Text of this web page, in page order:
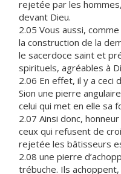
rejetée par les
devant Dieu.
2.05 Vous aussi,
la construction de la
le sacerdoce saint et
spirituels, agréables à
2.06 En effet, il y a ceci
Sion une pierre
celui qui met en elle sa
2.07 Ainsi donc,
ceux qui refusent de
rejetée les bâtisseurs
2.08 une pierre
trébuche. Ils